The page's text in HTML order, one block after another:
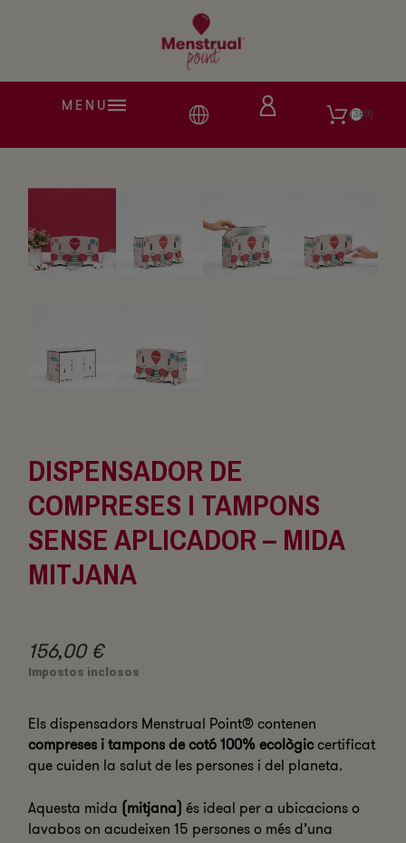
MENU 380
DISPENSADOR DE
COMPRESES I TAMPONS
SENSE APLICADOR – MIDA
MITJANA
156,00 €
Impostos inclosos
Els dispensadors Menstrual Point® contenen
compreses i tampons de cotó 100% ecològiccertificat
que cuiden la salut de les persones i del planeta.
Aquesta mida (mitjana) és ideal per a ubicacions o
lavabos on acudeixen 15 persones o més d’una